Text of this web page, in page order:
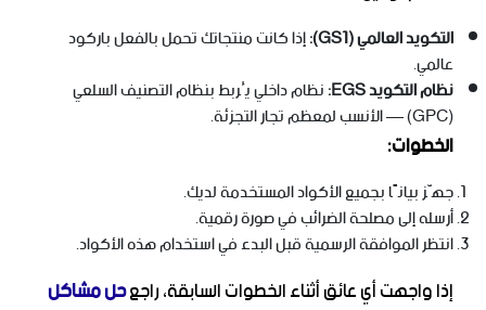
التكويد العالمي (GS1): إذا كانت منتجاتك تحمل بالفعل باركود
عالمي.
نظام التكويد EGS: نظام داخلي يُربط بنظام التصنيف السلعي
(GPC) — الأنسب لمعظم تجار التجزئة.
الخطوات:
جهّز بيانًا بجميع الأكواد المستخدمة لديك.
أرسله إلى مصلحة الضرائب في صورة رقمية.
انتظر الموافقة الرسمية قبل البدء في استخدام هذه الأكواد.
إذا واجهت أي عائق أثناء الخطوات السابقة، راجعحل مشاكل